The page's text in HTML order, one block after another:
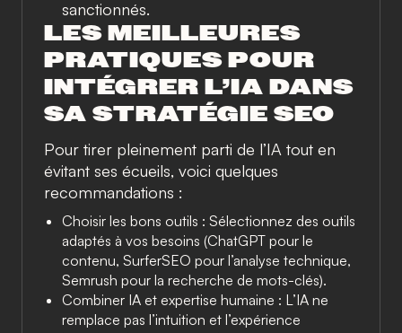
sanctionnés.
LES MEILLEURES
PRATIQUES POUR
INTÉGRER L’IA DANS
SA STRATÉGIE SEO
Pour tirer pleinement parti de l’IA tout en
évitant ses écueils, voici quelques
recommandations :
Choisir les bons outils : Sélectionnez des outils
adaptés à vos besoins (ChatGPT pour le
contenu, SurferSEO pour l’analyse technique,
Semrush pour la recherche de mots-clés).
Combiner IA et expertise humaine : L’IA ne
remplace pas l’intuition et l’expérience